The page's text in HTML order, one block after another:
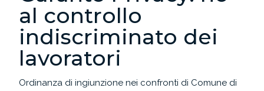
al controllo
indiscriminato dei
lavoratori
Ordinanza di ingiunzione nei confronti di Comune di